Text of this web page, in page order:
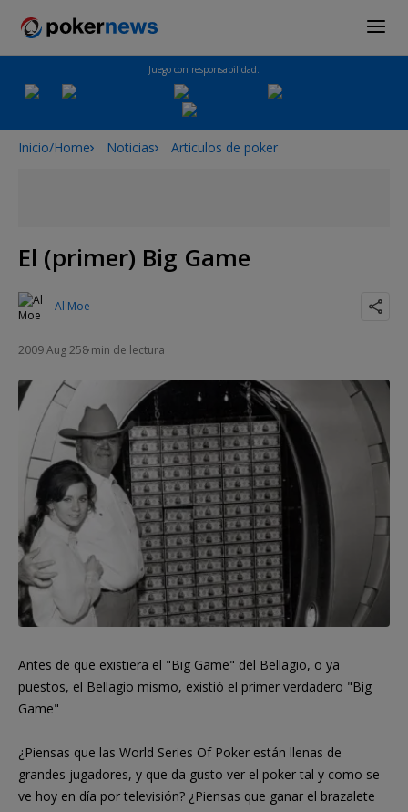
Juego con responsabilidad.
Inicio/Home Noticias Articulos de poker
El (primer) Big Game
Al Moe
2009 Aug 258 min de lectura
Antes de que existiera el "Big Game" del Bellagio, o ya
puestos, el Bellagio mismo, existió el primer verdadero "Big
Game"
¿Piensas que las World Series Of Poker están llenas de
grandes jugadores, y que da gusto ver el poker tal y como se
ve hoy en día por televisión? ¿Piensas que ganar el brazalete